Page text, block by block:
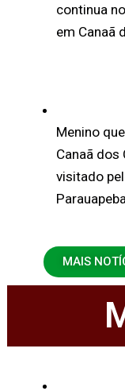
continua
em Canaã
Menino
Canaã dos
visitado
MAIS